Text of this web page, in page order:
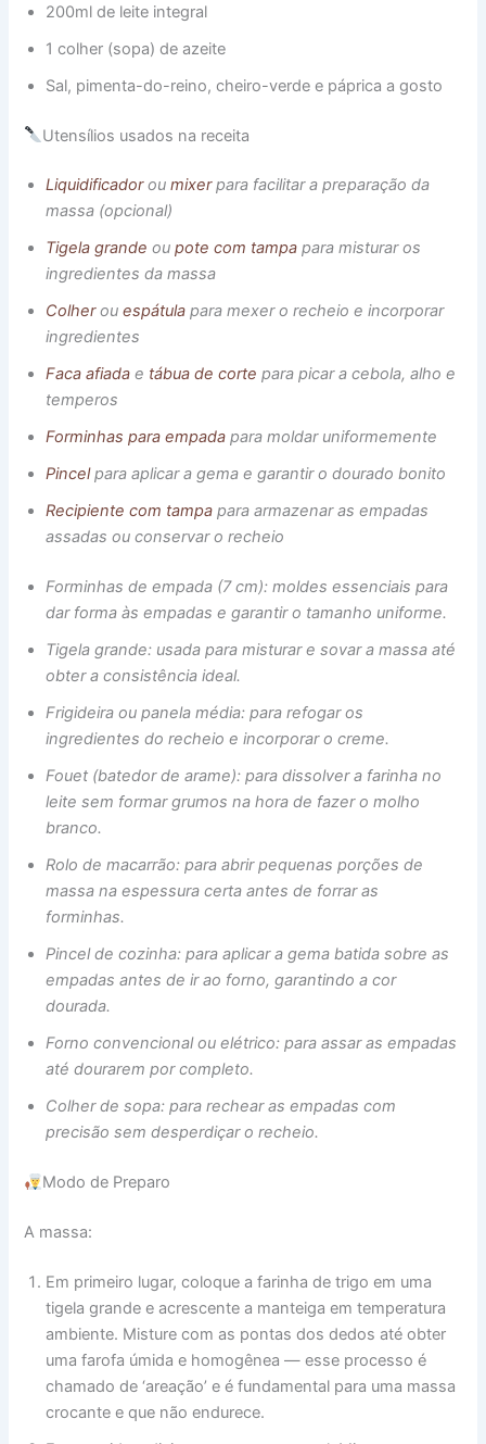
200ml de leite integral
1 colher (sopa) de azeite
Sal, pimenta-do-reino, cheiro-verde e páprica a gosto
Utensílios usados na receita
Liquidificadoroumixerpara facilitar a preparação da
massa (opcional)
Tigela grande oupote com tampa para misturar os
ingredientes da massa
Colherouespátula para mexer o recheio e incorporar
ingredientes
Faca afiada e tábua de corte para picar a cebola, alho e
temperos
Forminhas para empada para moldar uniformemente
Pincelpara aplicar a gema e garantir o dourado bonito
Recipiente com tampa para armazenar as empadas
assadas ou conservar o recheio
Forminhas de empada (7 cm): moldes essenciais para
dar forma às empadas e garantir o tamanho uniforme.
Tigela grande: usada para misturar e sovar a massa até
obter a consistência ideal.
Frigideira ou panela média: para refogar os
ingredientes do recheio e incorporar o creme.
Fouet (batedor de arame): para dissolver a farinha no
leite sem formar grumos na hora de fazer o molho
branco.
Rolo de macarrão: para abrir pequenas porções de
massa na espessura certa antes de forrar as
forminhas.
Pincel de cozinha: para aplicar a gema batida sobre as
empadas antes de ir ao forno, garantindo a cor
dourada.
Forno convencional ou elétrico: para assar as empadas
até dourarem por completo.
Colher de sopa: para rechear as empadas com
precisão sem desperdiçar o recheio.
Modo de Preparo
A massa:
Em primeiro lugar, coloque a farinha de trigo em uma
tigela grande e acrescente a manteiga em temperatura
ambiente. Misture com as pontas dos dedos até obter
uma farofa úmida e homogênea — esse processo é
chamado de ‘areação’ e é fundamental para uma massa
crocante e que não endurece.